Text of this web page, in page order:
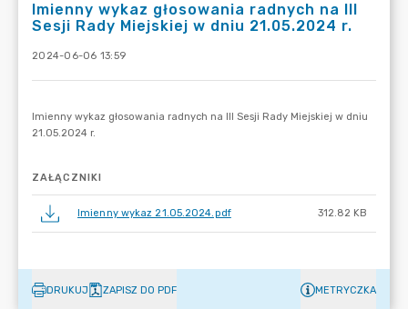
Imienny wykaz głosowania radnych na III
Sesji Rady Miejskiej w dniu 21.05.2024 r.
2024-06-06 13:59
ZAŁĄCZNIKI
Imienny wykaz 21.05.2024.pdf 312.82 KB
DRUKUJ ZAPISZ DO PDF METRYCZKA